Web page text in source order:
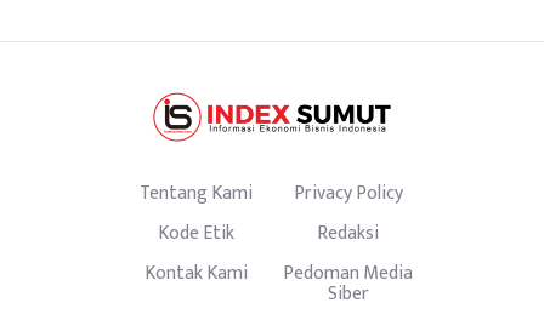
Tentang Kami
Privacy Policy
Kode Etik
Redaksi
Kontak Kami
Pedoman Media
Siber